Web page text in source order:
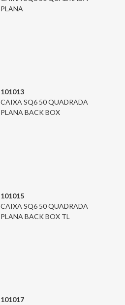
PLANA
101013
CAIXA SQ6 50 QUADRADA
PLANA BACK BOX
101015
CAIXA SQ6 50 QUADRADA
PLANA BACK BOX TL
101017